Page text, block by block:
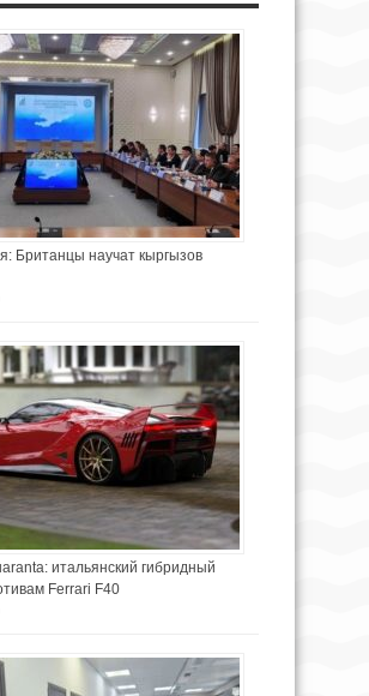
Британцы научат кыргызов
итальянский гибридный
Ferrari F40